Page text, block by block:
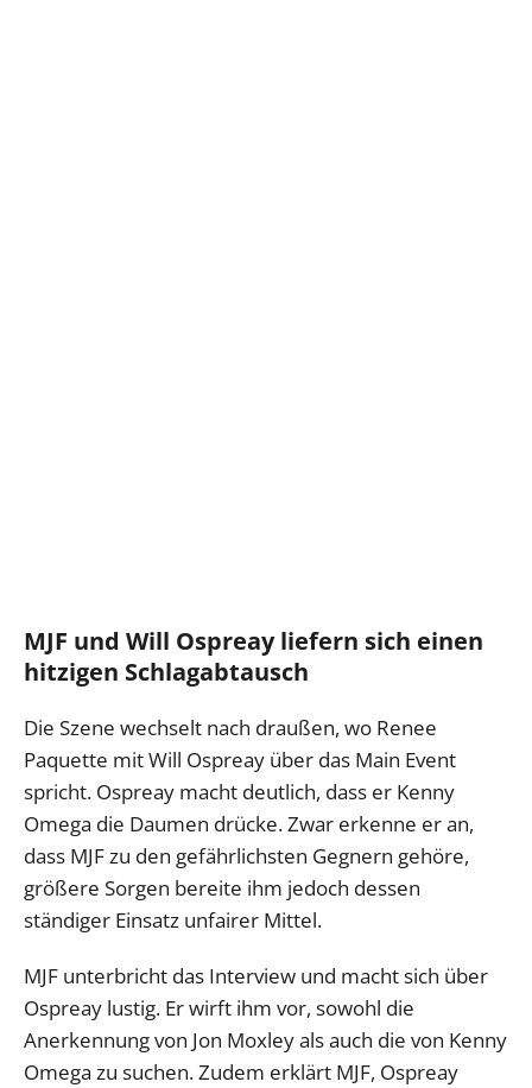
MJF und Will Ospreay liefern sich einen
hitzigen Schlagabtausch
Die Szene wechselt nach draußen, wo Renee
Paquette mit Will Ospreay über das Main Event
spricht. Ospreay macht deutlich, dass er Kenny
Omega die Daumen drücke. Zwar erkenne er an,
dass MJF zu den gefährlichsten Gegnern gehöre,
größere Sorgen bereite ihm jedoch dessen
ständiger Einsatz unfairer Mittel.
MJF unterbricht das Interview und macht sich über
Ospreay lustig. Er wirft ihm vor, sowohl die
Anerkennung von Jon Moxley als auch die von Kenny
Omega zu suchen. Zudem erklärt MJF, Ospreay